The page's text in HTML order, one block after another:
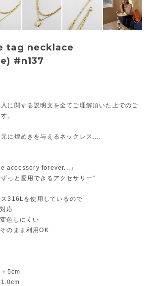
tag necklace
#n137
に関する説明文を全てご理解頂いた上でのご
。
に煌めきを与えるネックレス....
accessory forever...」
できるアクセサリー″
316Lを使用しているので
応
色しにくい
のまま利用OK
5cm